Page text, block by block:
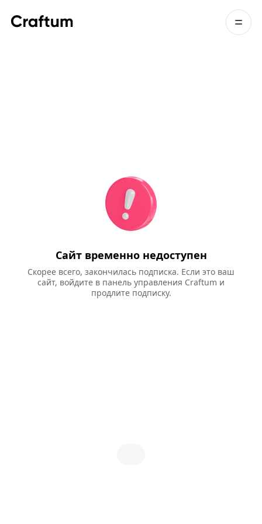
Сайт временно недоступен
Скорее всего, закончилась подписка. Если это ваш
сайт, войдите в панель управления Craftum и
продлите подписку.